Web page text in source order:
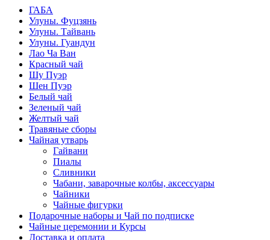
ГАБА
Улуны. Фуцзянь
Улуны. Тайвань
Улуны. Гуандун
Лао Ча Ван
Красный чай
Шу Пуэр
Шен Пуэр
Белый чай
Зеленый чай
Желтый чай
Травяные сборы
Чайная утварь
Гайвани
Пиалы
Сливники
Чабани, заварочные колбы, аксессуары
Чайники
Чайные фигурки
Подарочные наборы и Чай по подписке
Чайные церемонии и Курсы
Доставка и оплата